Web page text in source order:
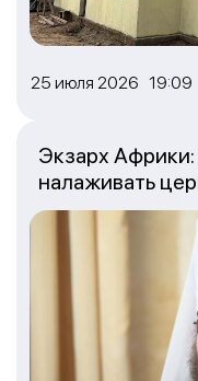
25 июля 2026 19:09
Экзарх
налаживать